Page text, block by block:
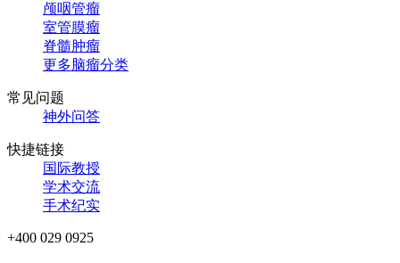
颅咽管瘤
室管膜瘤
脊髓肿瘤
更多脑瘤分类
常见问题
神外问答
快捷链接
国际教授
学术交流
手术纪实
+400 029 0925